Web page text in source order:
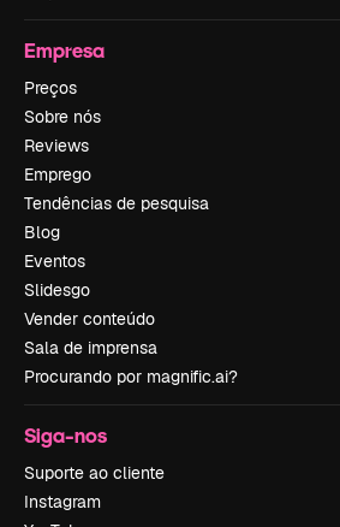
Empresa
Preços
Sobre nós
Reviews
Emprego
Tendências de pesquisa
Blog
Eventos
Slidesgo
Vender conteúdo
Sala de imprensa
Procurando por magnific.ai?
Siga-nos
Suporte ao cliente
Instagram